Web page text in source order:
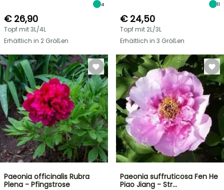
4
€ 26,90
Topf mit 3L/4L
Erhältlich in 2 Größen
11
€ 24,50
Topf mit 2L/3L
Erhältlich in 3 Größen
Paeonia officinalis Rubra
Plena - Pfingstrose
Paeonia suffruticosa Fen He
Piao Jiang - Str…